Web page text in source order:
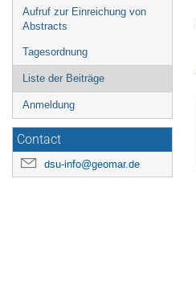
Aufruf zur Einreichung von
Abstracts
Tagesordnung
Liste der Beiträge
Anmeldung
Contact
dsu-info@geomar.de